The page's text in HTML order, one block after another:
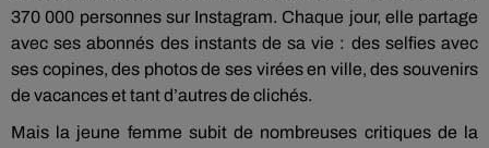
370 000 personnes sur Instagram. Chaque jour, elle partage
avec ses abonnés des instants de sa vie : des selfies avec
ses copines, des photos de ses virées en ville, des souvenirs
de vacances et tant d’autres de clichés.
Mais la jeune femme subit de nombreuses critiques de la